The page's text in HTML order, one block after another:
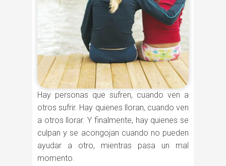
Hay personas que sufren, cuando ven a
otros sufrir. Hay quienes lloran, cuando ven
a otros llorar. Y finalmente, hay quienes se
culpan y se acongojan cuando no pueden
ayudar a otro, mientras pasa un mal
momento.